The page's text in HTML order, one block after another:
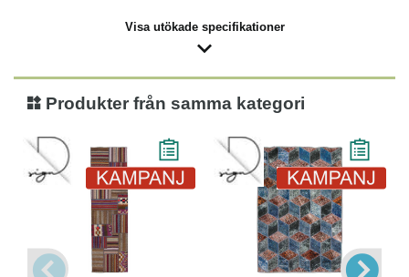
Visa utökade specifikationer
Produkter från samma kategori